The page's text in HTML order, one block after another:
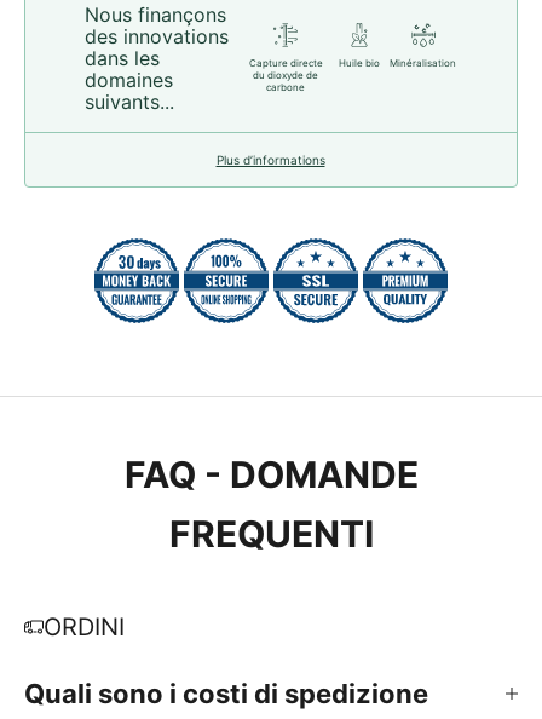
Nous finançons
des innovations
dans les
domaines
suivants...
Capture directe
du dioxyde de
carbone
Huile bio Minéralisation
Plus d’informations
FAQ - DOMANDE
FREQUENTI
ORDINI
Quali sono i costi di spedizione